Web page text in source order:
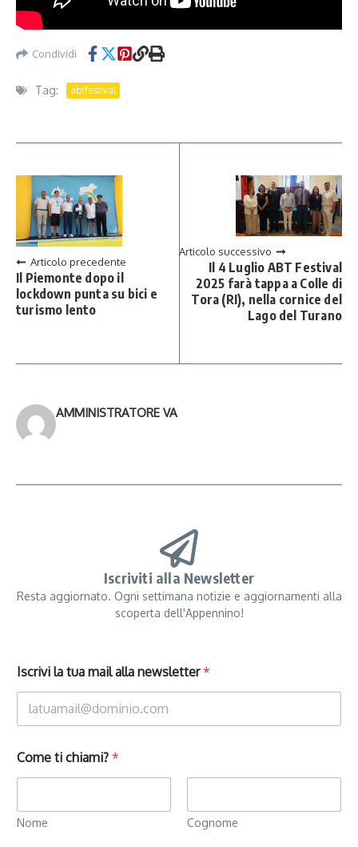
Condividi
Tag: abtfestival
Articolo precedente
Il Piemonte dopo il
lockdown punta su bici e
turismo lento
Articolo successivo
Il 4 Luglio ABT Festival
2025 farà tappa a Colle di
Tora (RI), nella cornice del
Lago del Turano
AMMINISTRATORE VA
Iscriviti alla Newsletter
Resta aggiornato. Ogni settimana notizie e aggiornamenti alla
scoperta dell'Appennino!
Iscrivi la tua mail alla newsletter*
Come ti chiami? *
Nome Cognome